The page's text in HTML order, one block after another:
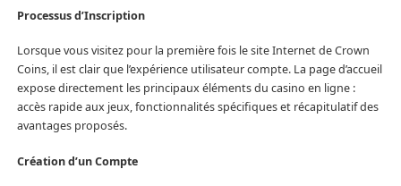
Processus d’Inscription
Lorsque vous visitez pour la première fois le site Internet de Crown
Coins, il est clair que l’expérience utilisateur compte. La page d’accueil
expose directement les principaux éléments du casino en ligne :
accès rapide aux jeux, fonctionnalités spécifiques et récapitulatif des
avantages proposés.
Création d’un Compte